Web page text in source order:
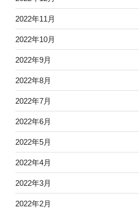
2022年11月
2022年10月
2022年9月
2022年8月
2022年7月
2022年6月
2022年5月
2022年4月
2022年3月
2022年2月